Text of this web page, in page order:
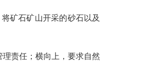
矿石矿山开采的砂石以及
责任；横向上，要求自然